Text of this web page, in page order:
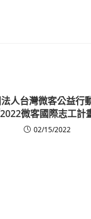
人台灣微客公益行
2022微客國際志工計
02/15/2022